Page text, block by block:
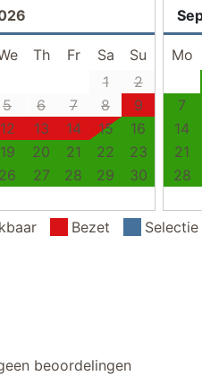
Th Fr Sa
Su
1
2
5 6 7 8
9
12 13 14 15
16
19 20 21 22
23
26 27 28 29
30
Mo
7
14
21
28
Bezet Selectie
beoordelingen